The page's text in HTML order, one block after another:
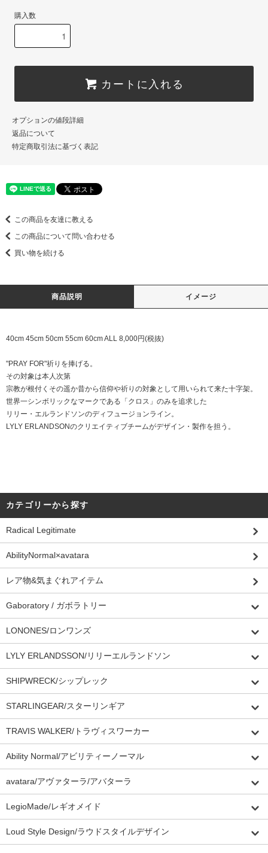
購入数
カートに入れる
オプションの値段詳細
返品について
特定商取引法に基づく表記
この商品を友達に教える
この商品について問い合わせる
買い物を続ける
商品説明 イメージ
40cm 45cm 50cm 55cm 60cm ALL 8,000円(税抜)
"PRAY FOR"祈りを捧げる。
その対象は本人次第
宗教が根付くその遥か昔から信仰や祈りの対象として用いられて来た十字架。
世界一シンボリックなマークである「クロス」のみを追求した
リリー・エルランドソンのディフュージョンライン。
LYLY ERLANDSONのクリエイティブチームがデザイン・製作を担う。
カテゴリーから探す
Radical Legitimate
AbilityNormal×avatara
レア物&気まぐれアイテム
Gaboratory / ガボラトリー
LONONES/ロンワンズ
LYLY ERLANDSSON/リリーエルランドソン
SHIPWRECK/シップレック
STARLINGEAR/スターリンギア
TRAVIS WALKER/トラヴィスワーカー
Ability Normal/アビリティーノーマル
avatara/アヴァターラ/アバターラ
LegioMade/レギオメイド
Loud Style Design/ラウドスタイルデザイン